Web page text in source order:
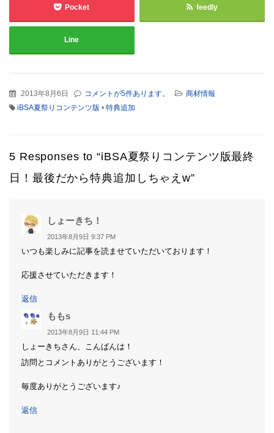
Pocket feedly
Line
2013年8月6日 コメントが5件あります。
商材情報
iBSA夏祭りコンテンツ版 • 特典追加
5 Responses to “iBSA夏祭りコンテンツ版最終
日！最後だから特典追加しちゃえw”
しょーきち！
り:
2013年8月9日 9:37 PM
いつも楽しみに記事を読ませていただいております！
応援させていただきます！
返信
ももs
り:
2013年8月9日 11:44 PM
しょーきちさん、こんばんは！
訪問とコメントありがとうございます！
毎度ありがとうございます♪
返信